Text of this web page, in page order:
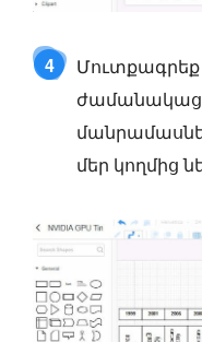
4
Մուտքագրեք
մեր կողմից